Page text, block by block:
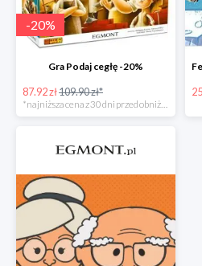
-20%
Gra Podaj cegłę -20%
87.92 zł109.90 zł*
*najniższa cena z 30 dni przed obniżką